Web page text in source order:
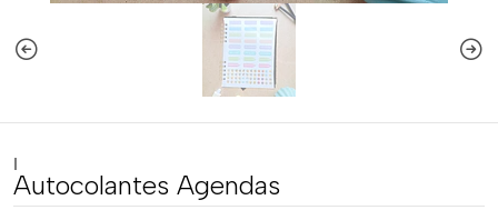
|
Autocolantes Agendas